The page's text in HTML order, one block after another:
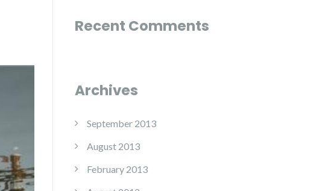
Recent Comments
Archives
September 2013
August 2013
February 2013